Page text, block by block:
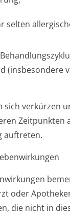
selten
(insbesondere
sich verkürzen
Zeitpunkten
auftreten.
oder
die nicht in